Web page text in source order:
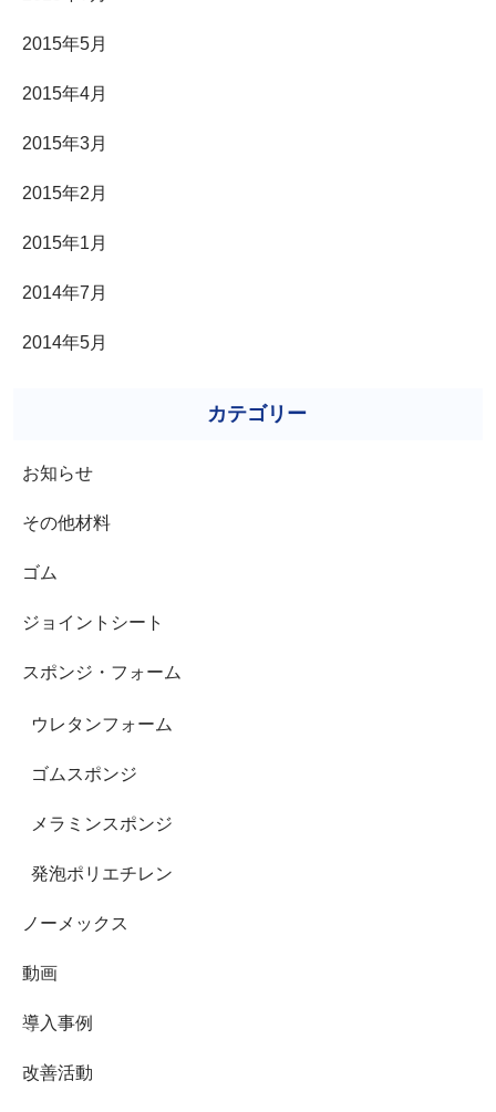
2015年5月
2015年4月
2015年3月
2015年2月
2015年1月
2014年7月
2014年5月
カテゴリー
お知らせ
その他材料
ゴム
ジョイントシート
スポンジ・フォーム
ウレタンフォーム
ゴムスポンジ
メラミンスポンジ
発泡ポリエチレン
ノーメックス
動画
導入事例
改善活動